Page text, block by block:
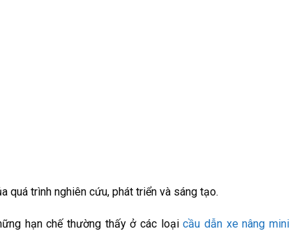
quá trình nghiên cứu, phát triển và sáng tạo.
hạn chế thường thấy ở các loạicầu dẫn xe nâng mini